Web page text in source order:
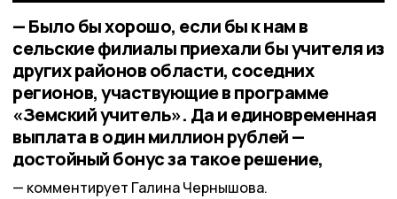
— Было бы хорошо, если бы к нам в
сельские филиалы приехали бы учителя из
других районов области, соседних
регионов, участвующие в программе
«Земский учитель». Да и единовременная
выплата в один миллион рублей —
достойный бонус за такое решение,
комментирует Галина Чернышова.